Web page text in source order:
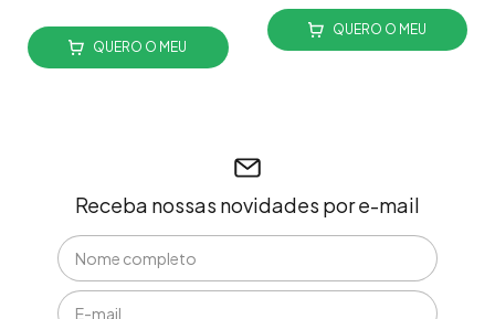
QUERO O MEU
QUERO O MEU
Receba nossas novidades por e-mail